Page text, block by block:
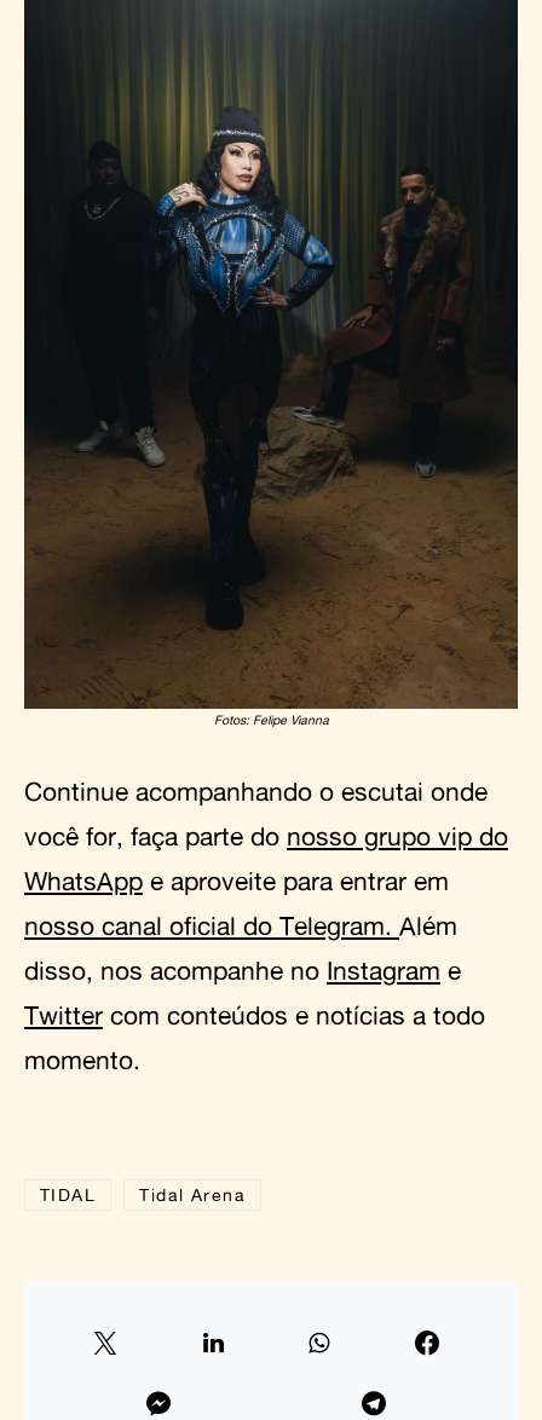
Fotos: Felipe Vianna
Continue acompanhando o escutai onde
você for, faça parte do nosso grupo vip do
WhatsApp e aproveite para entrar em
nosso canal oficial do Telegram. Além
disso, nos acompanhe no Instagram e
Twitter com conteúdos e notícias a todo
momento.
TIDAL Tidal Arena